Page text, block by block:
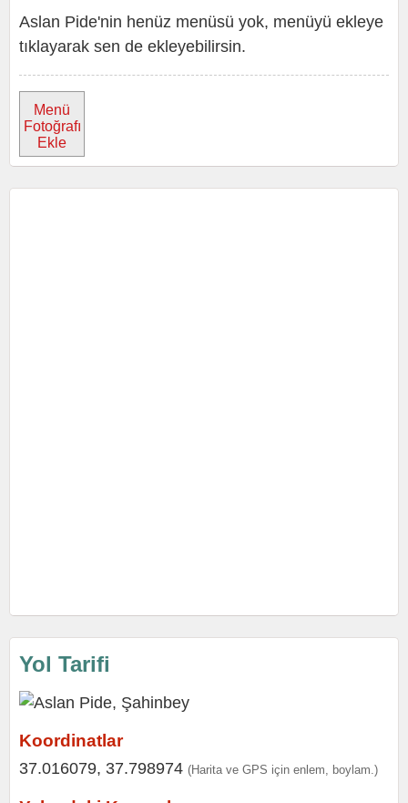
Aslan Pide'nin henüz menüsü yok, menüyü ekleye
tıklayarak sen de ekleyebilirsin.
Menü
Fotoğrafı
Ekle
Yol Tarifi
Koordinatlar
37.016079, 37.798974 (Harita ve GPS için enlem, boylam.)